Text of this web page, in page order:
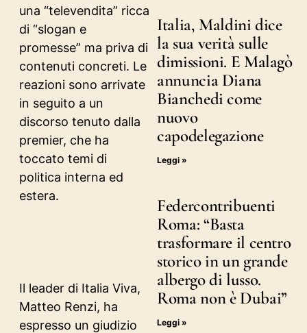
una “televendita” ricca
di “slogan e
promesse” ma priva di
contenuti concreti. Le
reazioni sono arrivate
in seguito a un
discorso tenuto dalla
premier, che ha
toccato temi di
politica interna ed
estera.
Il leader di Italia Viva,
Matteo Renzi, ha
espresso un giudizio
Italia, Maldini dice
la sua verità sulle
dimissioni. E Malagò
annuncia Diana
Bianchedi come
nuovo
capodelegazione
Leggi »
Federcontribuenti
Roma: “Basta
trasformare il centro
storico in un grande
albergo di lusso.
Roma non è Dubai”
Leggi »